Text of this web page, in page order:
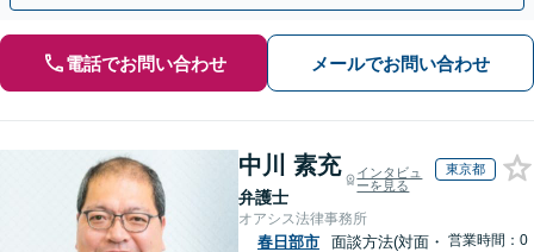
電話でお問い合わせ メールでお問い合わせ
中川 素充
弁護士
インタビュ
ーを見る
東京都
オアシス法律事務所
春日部市
面談方法(対面・ 営業時間：0